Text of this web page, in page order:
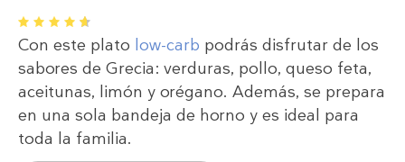
1 2 3 4 5
Con este plato low-carb podrás disfrutar de los
sabores de Grecia: verduras, pollo, queso feta,
aceitunas, limón y orégano. Además, se prepara
en una sola bandeja de horno y es ideal para
toda la familia.